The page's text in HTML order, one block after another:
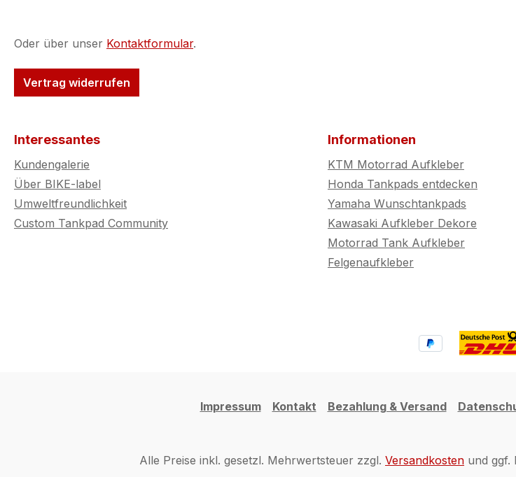
Oder über unser Kontaktformular.
Vertrag widerrufen
Interessantes
Kundengalerie
Über BIKE-label
Umweltfreundlichkeit
Custom Tankpad Community
Informationen
KTM Motorrad Aufkleber
Honda Tankpads entdecken
Yamaha Wunschtankpads
Kawasaki Aufkleber Dekore
Motorrad Tank Aufkleber
Felgenaufkleber
Impressum Kontakt Bezahlung & Versand
Alle Preise inkl. gesetzl. Mehrwertsteuer zzgl. Versandkosten und ggf.